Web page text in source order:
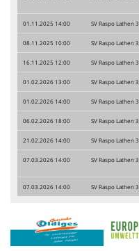
01.11.2025 14:00 SV Raspo Lathen 3
08.11.2025 10:00 SV Raspo Lathen 3
16.11.2025 12:00 SV Raspo Lathen 3
01.02.2026 13:00 SV Raspo Lathen 3
01.02.2026 14:00 SV Raspo Lathen 3
06.02.2026 18:00 SV Raspo Lathen 3
21.02.2026 14:00 SV Raspo Lathen 3
07.03.2026 14:00 SV Raspo Lathen 3
07.03.2026 14:00 SV Raspo Lathen 3